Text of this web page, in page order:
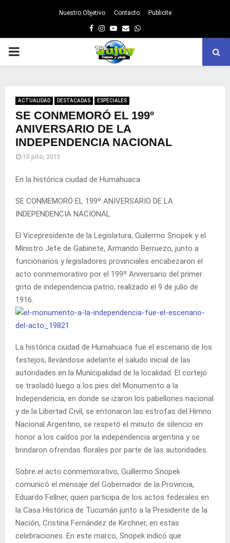
Nuestro Objetivo Contacto Publicite
Facebook
Instagram
Youtube
EmailWhatsapp
PRIMARY
ACTUALIDAD DESTACADAS ESPECIALES
SE CONMEMORÓ EL 199º
ANIVERSARIO DE LA
INDEPENDENCIA NACIONAL
10 julio, 2015
En la histórica ciudad de Humahuaca
SE CONMEMORÓ EL 199º ANIVERSARIO DE LA
INDEPENDENCIA NACIONAL
El Vicepresidente de la Legislatura, Guilermo Snopek y el
Ministro Jefe de Gabinete, Armando Berruezo, junto a
funcionarios y legisladores provinciales encabezaron el
acto conmemorativo por el 199º Aniversario del primer
grito de independencia patrio, realizado el 9 de julio de
1916.
La histórica ciudad de Humahuaca fue el escenario de los
festejos, llevándose adelante el saludo inicial de las
autoridades en la Municipalidad de la localidad. El cortejo
se trasladó luego a los pies del Monumento a la
Independencia, en donde se izaron los pabellones nacional
y de la Libertad Civil, se entonaron las estrofas del Himno
Nacional Argentino, se respetó el minuto de silencio en
honor a los caídos por la independencia argentina y se
brindaron ofrendas florales por parte de las autoridades.
Sobre el acto conmemorativo, Guillermo Snopek
comunicó el mensaje del Gobernador de la Provincia,
Eduardo Fellner, quien participa de los actos federales en
la Casa Histórica de Tucumán junto a la Presidente de la
Nación, Cristina Fernández de Kirchner, en estas
celebraciones. En este marco, Snopek indicó que